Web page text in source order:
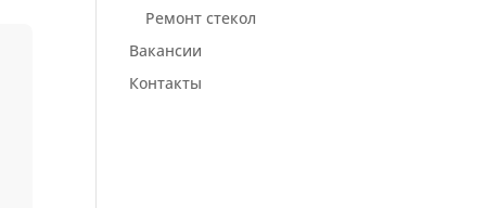
Ремонт стекол
Вакансии
Контакты